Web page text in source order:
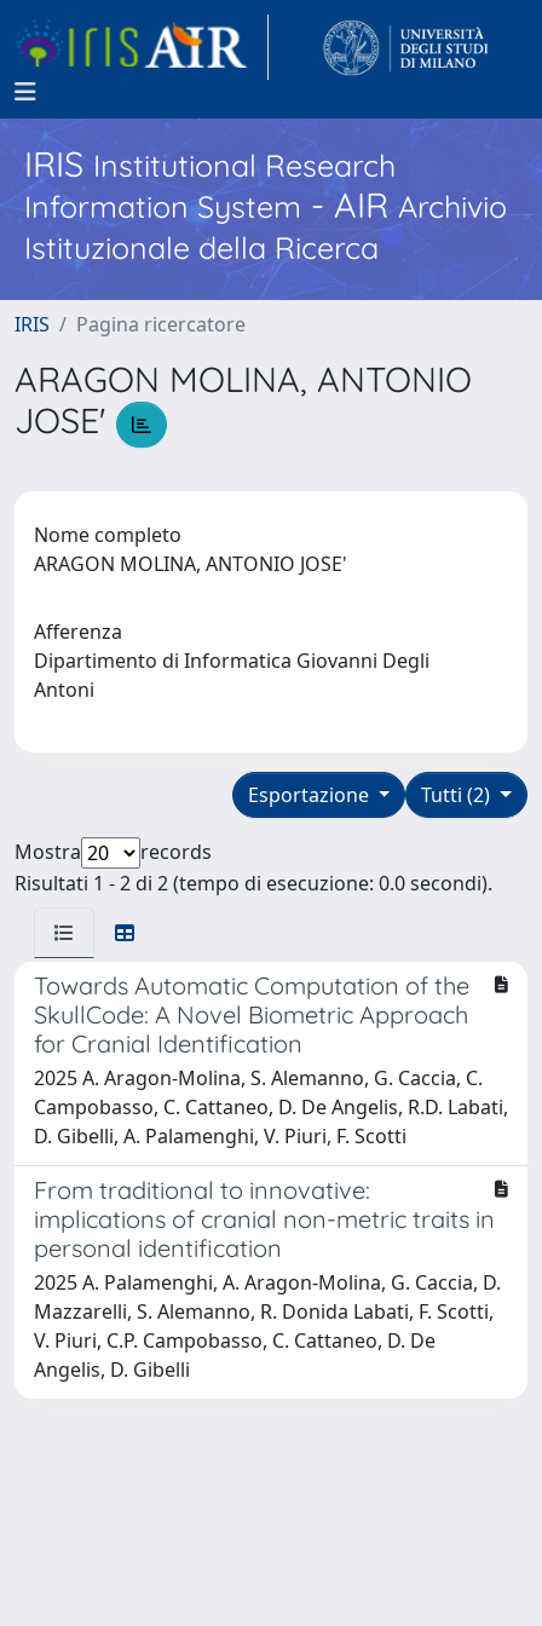
IRISInstitutional Research
Information System - AIR Archivio
Istituzionale della Ricerca
IRIS Pagina ricercatore
ARAGON MOLINA, ANTONIO
JOSE'
Nome completo
ARAGON MOLINA, ANTONIO JOSE'
Afferenza
Dipartimento di Informatica Giovanni Degli
Antoni
Tutti (2)
Esportazione
Mostra
records
Risultati 1 - 2 di 2 (tempo di esecuzione: 0.0 secondi).
Towards Automatic Computation of the
SkullCode: A Novel Biometric Approach
for Cranial Identification
2025 A. Aragon-Molina, S. Alemanno, G. Caccia, C.
Campobasso, C. Cattaneo, D. De Angelis, R.D. Labati,
D. Gibelli, A. Palamenghi, V. Piuri, F. Scotti
From traditional to innovative:
implications of cranial non-metric traits in
personal identification
2025 A. Palamenghi, A. Aragon-Molina, G. Caccia, D.
Mazzarelli, S. Alemanno, R. Donida Labati, F. Scotti,
V. Piuri, C.P. Campobasso, C. Cattaneo, D. De
Angelis, D. Gibelli